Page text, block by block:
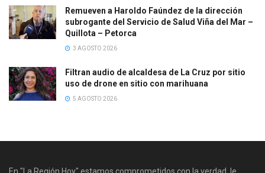
Remueven a Haroldo Faúndez de la dirección
subrogante del Servicio de Salud Viña del Mar –
Quillota – Petorca
3 AGOSTO 2026
Filtran audio de alcaldesa de La Cruz por sitio
uso de drone en sitio con marihuana
5 AGOSTO 2026